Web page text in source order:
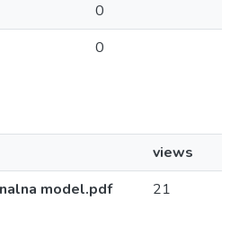
0
0
views
model.pdf
21